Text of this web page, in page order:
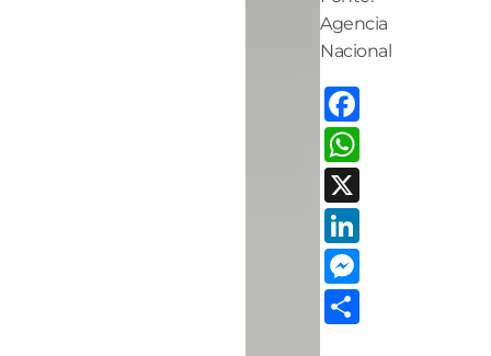
Agencia
Nacional